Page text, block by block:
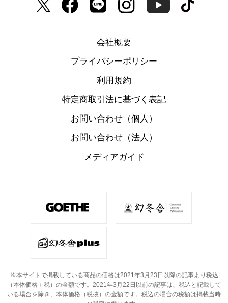
会社概要
プライバシーポリシー
利用規約
特定商取引法に基づく表記
お問い合わせ（個人）
お問い合わせ（法人）
メディアガイド
※本サイトで掲載している商品の価格は2021年3月23日以降の記事より税込
（本体価格＋税）の金額です。 2021年3月22日以前の記事は、税込と記載して
いる場合を除き、本体価格（税抜）の金額です。 税込の場合の税額は掲載当時